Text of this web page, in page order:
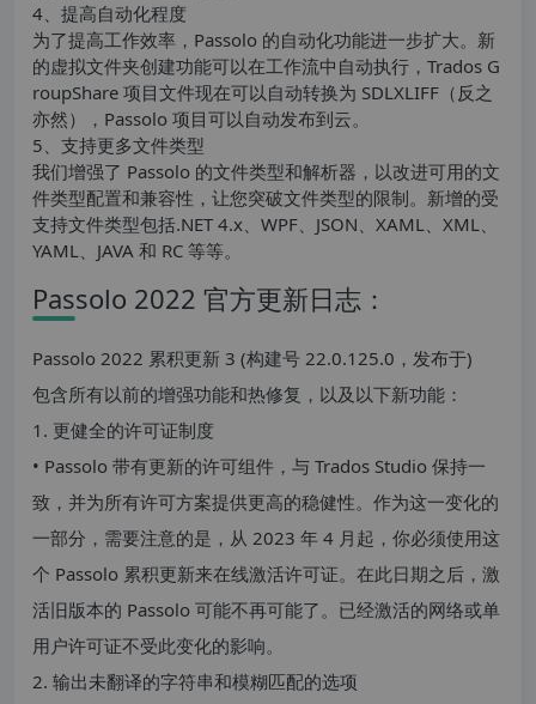
4、提高自动化程度
为了提高工作效率，Passolo 的自动化功能进一步扩大。新
的虚拟文件夹创建功能可以在工作流中自动执行，Trados G
roupShare 项目文件现在可以自动转换为 SDLXLIFF（反之
亦然），Passolo 项目可以自动发布到云。
5、支持更多文件类型
我们增强了 Passolo 的文件类型和解析器，以改进可用的文
件类型配置和兼容性，让您突破文件类型的限制。新增的受
支持文件类型包括.NET 4.x、WPF、JSON、XAML、XML、
YAML、JAVA 和 RC 等等。
Passolo 2022 官方更新日志：
Passolo 2022 累积更新 3 (构建号 22.0.125.0，发布于)
包含所有以前的增强功能和热修复，以及以下新功能：
1. 更健全的许可证制度
• Passolo 带有更新的许可组件，与 Trados Studio 保持一
致，并为所有许可方案提供更高的稳健性。作为这一变化的
一部分，需要注意的是，从 2023 年 4 月起，你必须使用这
个 Passolo 累积更新来在线激活许可证。在此日期之后，激
活旧版本的 Passolo 可能不再可能了。已经激活的网络或单
用户许可证不受此变化的影响。
2. 输出未翻译的字符串和模糊匹配的选项